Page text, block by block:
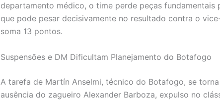
departamento médico, o time perde peças fundamentais
que pode pesar decisivamente no resultado contra o
soma 13 pontos.
Suspensões e DM Dificultam Planejamento do Botafogo
A tarefa de Martín Anselmi, técnico do Botafogo, se
ausência do zagueiro Alexander Barboza, expulso no